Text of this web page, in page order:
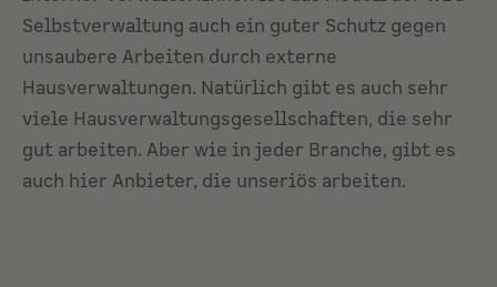
Selbstverwaltung auch ein guter Schutz gegen
unsaubere Arbeiten durch externe
Hausverwaltungen. Natürlich gibt es auch sehr
viele Hausverwaltungsgesellschaften, die sehr
gut arbeiten. Aber wie in jeder Branche, gibt es
auch hier Anbieter, die unseriös arbeiten.